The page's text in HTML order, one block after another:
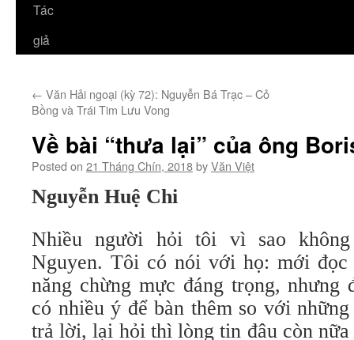
Tác
giả
← Văn Hải ngoại (kỳ 72): Nguyễn Bá Trạc – Cỏ
Bồng và Trái Tim Lưu Vong
Về bài “thưa lại” của ông
Posted on 21 Tháng Chín, 2018byVăn Việt
Nguyễn Huệ Chi
Nhiều người hỏi tôi vì sao
Nguyen. Tôi có nói với họ: mới đọc
năng chừng mực đáng trọng, nhưng
có nhiều ý để bàn thêm so với
trả lời, lại hỏi thì lòng tin đâu còn